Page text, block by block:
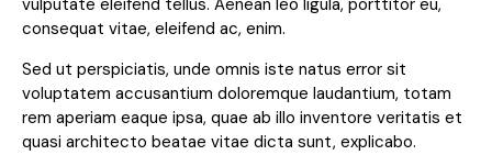
vulputate eleifend tellus. Aenean leo ligula, porttitor eu,
consequat vitae, eleifend ac, enim.
Sed ut perspiciatis, unde omnis iste natus error sit
voluptatem accusantium doloremque laudantium, totam
rem aperiam eaque ipsa, quae ab illo inventore veritatis et
quasi architecto beatae vitae dicta sunt, explicabo.